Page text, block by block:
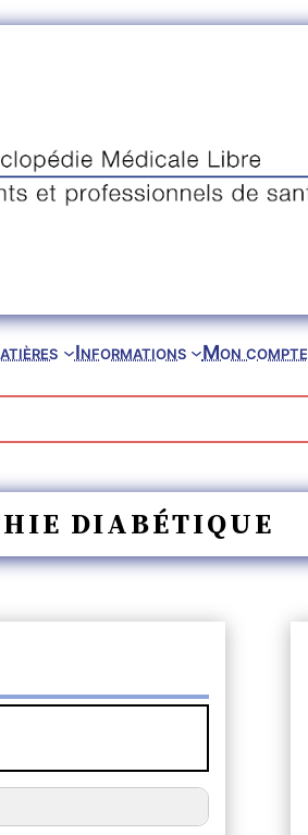
Informations Mon compte
DIABÉTIQUE